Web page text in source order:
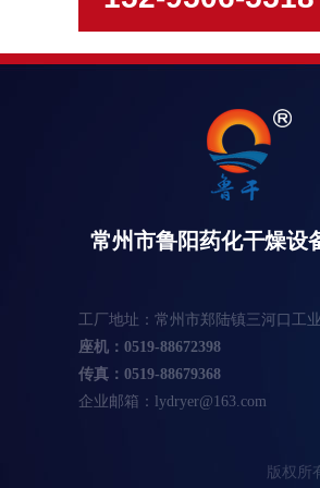
常州市鲁阳药化干燥设
工厂地址： 常州市郑陆镇三河口工
座机：0519-88672398
传真：0519-88679368
企业邮箱：lydryer@163.com
版权所